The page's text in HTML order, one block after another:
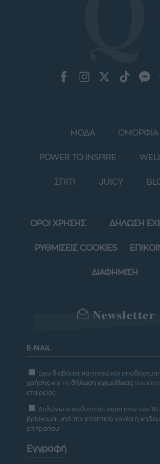
ΜΟΔΑ ΟΜΟΡΦΙΑ
POWER TO INSPIRE
ΣΠΙΤΙ JUICY
ΟΡΟΙ ΧΡΗΣΗΣ ΔΗΛΩΣΗ
ΡΥΘΜΙΣΕΙΣ COOKIES
ΔΙΑΦΗΜΙΣΗ
Newsletter
Έχω διαβάσει, κατανοώ και αποδέχομαι
χρήσης και τη δήλωση εχεμύθειας του
εταιρείας
Δηλώνω υπεύθυνα ότι είμαι άνω των 18
βρίσκομαι υπό την εποπτεία γονέα ή
επιτρόπου
Εγγραφή